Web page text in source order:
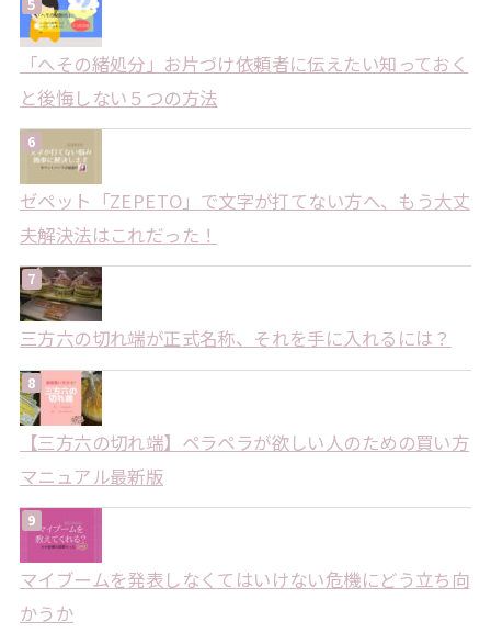
「へその緒処分」お片づけ依頼者に伝えたい知っておく
と後悔しない５つの方法
ゼペット「ZEPETO」で文字が打てない方へ、もう大丈
夫解決法はこれだった！
三方六の切れ端が正式名称、それを手に入れるには？
【三方六の切れ端】ペラペラが欲しい人のための買い方
マニュアル最新版
マイブームを発表しなくてはいけない危機にどう立ち向
かうか